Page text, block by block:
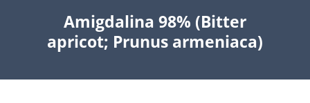
Amigdalina 98% (Bitter
apricot; Prunus armeniaca)